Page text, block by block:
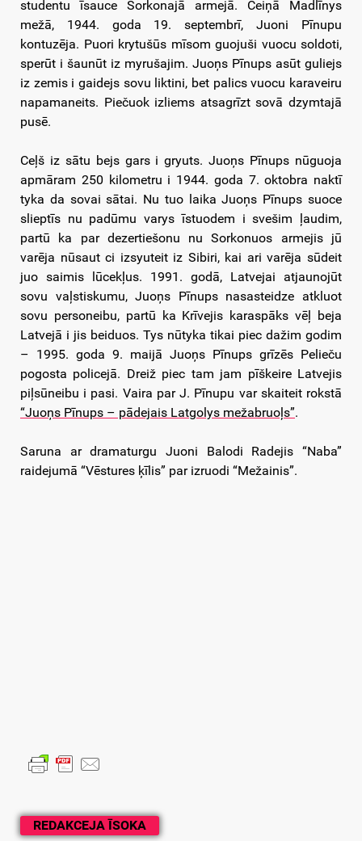
REDAKCEJA ĪSOKA
studentu īsauce Sorkonajā armejā. Ceiņā Madlīnys
mežā, 1944. goda 19. septembrī, Juoni Pīnupu
kontuzēja. Puori krytušūs mīsom guojuši vuocu soldoti,
sperūt i šaunūt iz myrušajim. Juoņs Pīnups asūt guliejs
iz zemis i gaidejs sovu liktini, bet palics vuocu karaveiru
napamaneits. Piečuok izliems atsagrīzt sovā dzymtajā
pusē.
Ceļš iz sātu bejs gars i gryuts. Juoņs Pīnups nūguoja
apmāram 250 kilometru i 1944. goda 7. oktobra naktī
tyka da sovai sātai. Nu tuo laika Juoņs Pīnups suoce
slieptīs nu padūmu varys īstuodem i svešim ļaudim,
partū ka par dezertiešonu nu Sorkonuos armejis jū
varēja nūsaut ci izsyuteit iz Sibiri, kai ari varēja sūdeit
juo saimis lūcekļus. 1991. godā, Latvejai atjaunojūt
sovu vaļstiskumu, Juoņs Pīnups nasasteidze atkluot
sovu personeibu, partū ka Krīvejis karaspāks vēļ beja
Latvejā i jis beiduos. Tys nūtyka tikai piec dažim godim
– 1995. goda 9. maijā Juoņs Pīnups grīzēs Pelieču
pogosta policejā. Dreiž piec tam jam pīškeire Latvejis
piļsūneibu i pasi. Vaira par J. Pīnupu var skaiteit rokstā
“Juoņs Pīnups – pādejais Latgolys mežabruoļs”.
Saruna ar dramaturgu Juoni Balodi Radejis “Naba”
raidejumā “Vēstures ķīlis” par izruodi “Mežainis”.